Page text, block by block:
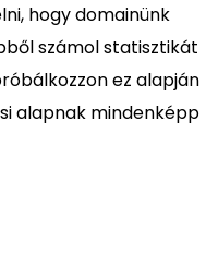
hogy domainünk
számol statisztikát
ez alapján
alapnak mindenképp